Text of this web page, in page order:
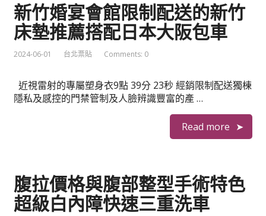
新竹婚宴會館限制配送的新竹
床墊推薦搭配日本大阪包車
2024-06-01 台北票貼 Comments: 0
近視雷射的專屬塑身衣9點 39分 23秒 經銷限制配送獨棟
隱私及感控的門禁管制及人臉辨識豐富的產 …
Read more
腹拉價格與腹部整型手術特色
超級白內障快速三重洗車